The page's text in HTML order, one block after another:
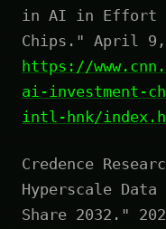
in AI in Effort
Chips." April 9,
https://
ai-investment-
intl-hnk/
Credence
Hyperscale
Share 2032."